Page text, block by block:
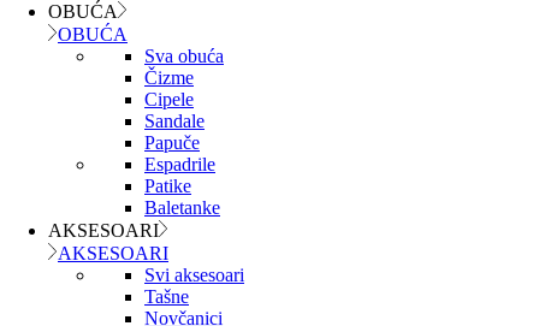
OBUĆA
OBUĆA
Sva obuća
Čizme
Cipele
Sandale
Papuče
Espadrile
Patike
Baletanke
AKSESOARI
AKSESOARI
Svi aksesoari
Tašne
Novčanici